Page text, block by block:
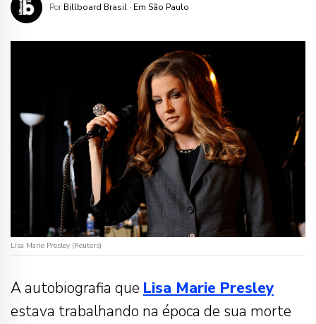
Por Billboard Brasil · Em São Paulo
Lisa Marie Presley (Reuters)
A autobiografia que Lisa Marie Presley
estava trabalhando na época de sua morte